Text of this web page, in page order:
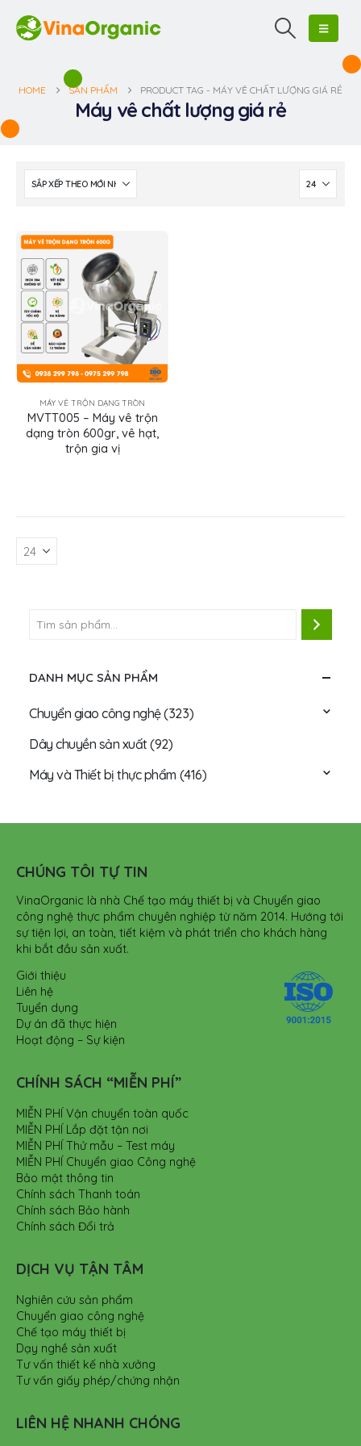
HOME SẢN PHẨM PRODUCT TAG - MÁY VÊ CHẤT LƯỢNG GIÁ RẺ
Máy vê chất lượng giá rẻ
MÁY VÊ TRỘN DẠNG TRÒN
MVTT005 – Máy vê trộn
dạng tròn 600gr, vê hạt,
trộn gia vị
DANH MỤC SẢN PHẨM
Chuyển giao công nghệ(323)
Dây chuyền sản xuất(92)
Máy và Thiết bị thực phẩm (416)
CHÚNG TÔI TỰ TIN
VinaOrganic là nhà Chế tạo máy thiết bị và Chuyển giao
công nghệ thực phẩm chuyên nghiệp từ năm 2014. Hướng tới
sự tiện lợi, an toàn, tiết kiệm và phát triển cho khách hàng
khi bắt đầu sản xuất.
Giới thiệu
Liên hệ
Tuyển dụng
Dự án đã thực hiện
Hoạt động – Sự kiện
CHÍNH SÁCH “MIỄN PHÍ”
MIỄN PHÍ Vận chuyển toàn quốc
MIỄN PHÍ Lắp đặt tận nơi
MIỄN PHÍ Thử mẫu – Test máy
MIỄN PHÍ Chuyển giao Công nghệ
Bảo mật thông tin
Chính sách Thanh toán
Chính sách Bảo hành
Chính sách Đổi trả
DỊCH VỤ TẬN TÂM
Nghiên cứu sản phẩm
Chuyển giao công nghệ
Chế tạo máy thiết bị
Dạy nghề sản xuất
Tư vấn thiết kế nhà xưởng
Tư vấn giấy phép/chứng nhận
LIÊN HỆ NHANH CHÓNG